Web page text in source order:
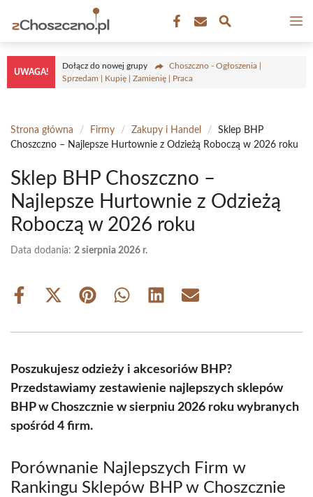
treści
UWAGA!
Dołącz do nowej grupy
Choszczno - Ogłoszenia |
Sprzedam | Kupię | Zamienię | Praca
Strona główna / Firmy / Zakupy i Handel /
Sklep BHP
Choszczno – Najlepsze Hurtownie z Odzieżą Roboczą w 2026 roku
Sklep BHP Choszczno –
Najlepsze Hurtownie z Odzieżą
Roboczą w 2026 roku
Data dodania: 2 sierpnia 2026 r.
Share
Share
(Twitter)
Share Share Share Share
Poszukujesz odzieży i akcesoriów BHP?
Przedstawiamy zestawienie najlepszych sklepów
BHP w Choszcznie w sierpniu 2026 roku wybranych
spośród 4 firm.
Porównanie Najlepszych Firm w
Rankingu Sklepów BHP w Choszcznie